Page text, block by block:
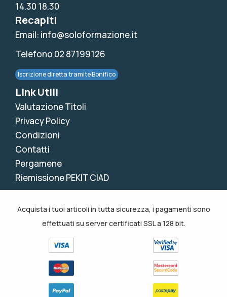
14.30 18.30
Recapiti
Email: info@soloformazione.it
Telefono 02 87199126
Iscrizione diretta tramite Bonifico
Link Utili
Valutazione Titoli
Privacy Policy
Condizioni
Contatti
Pergamene
Riemissione PEKIT CIAD
Acquista i tuoi articoli in tutta sicurezza, i pagamenti sono
effettuati su server certificati SSL a 128 bit.